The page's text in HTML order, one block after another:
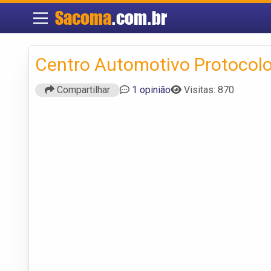
Sacoma.com.br
Centro Automotivo
Compartilhar 1 opinião Visitas: 870